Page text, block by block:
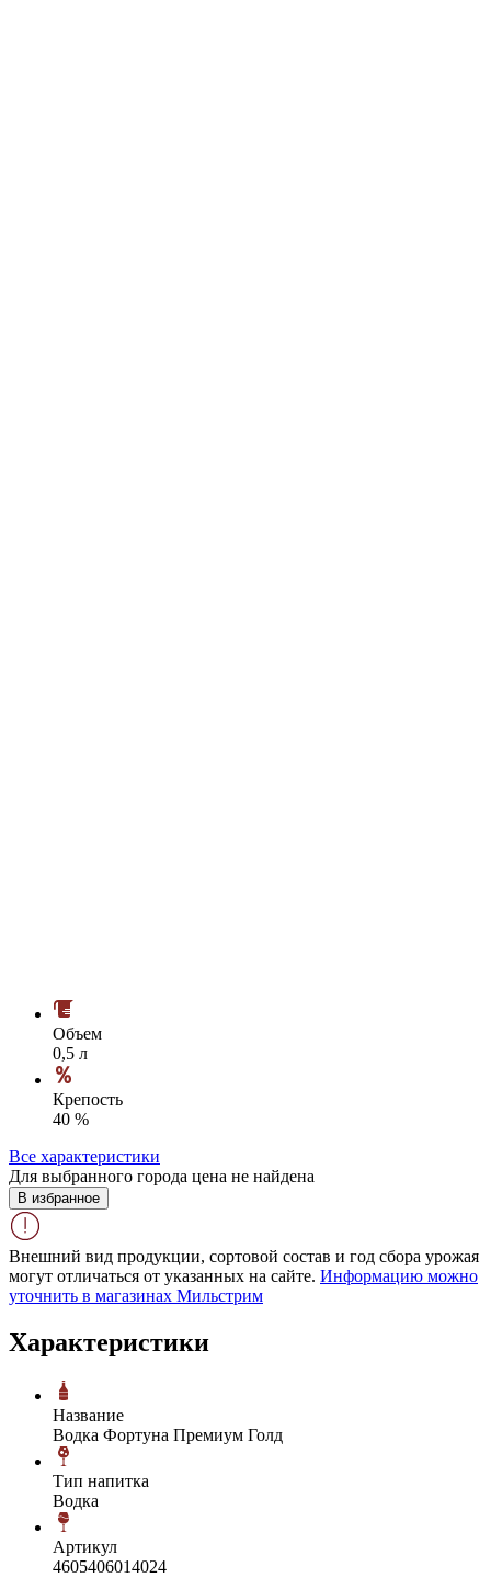
Объем
0,5 л
Крепость
40 %
Все характеристики
Для выбранного города цена не найдена
В избранное
Внешний вид продукции, сортовой состав и год сбора урожая
могут отличаться от указанных на сайте. Информацию можно
уточнить в магазинах Мильстрим
Характеристики
Название
Водка Фортуна Премиум Голд
Тип напитка
Водка
Артикул
4605406014024